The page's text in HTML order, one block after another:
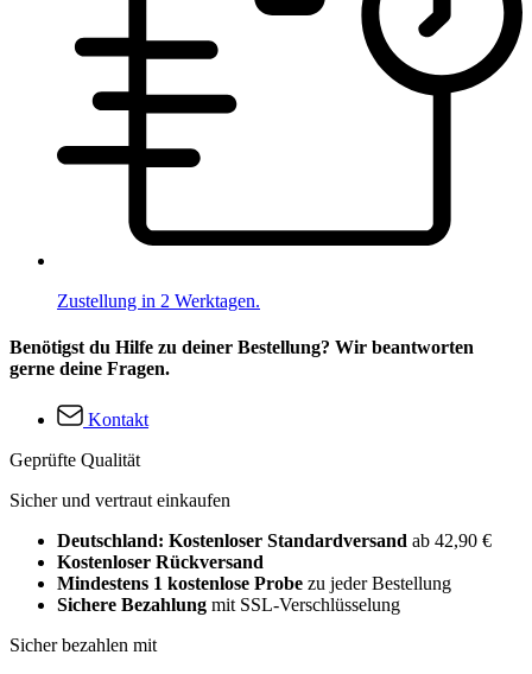
Zustellung in 2 Werktagen.
Benötigst du Hilfe zu deiner Bestellung? Wir beantworten
gerne deine Fragen.
Kontakt
Geprüfte Qualität
Sicher und vertraut einkaufen
Deutschland: Kostenloser Standardversand ab 42,90 €
Kostenloser Rückversand
Mindestens 1 kostenlose Probe zu jeder Bestellung
Sichere Bezahlung mit SSL-Verschlüsselung
Sicher bezahlen mit